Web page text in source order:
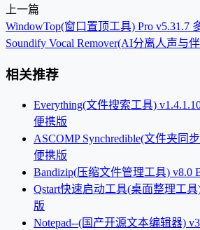
上一篇
WindowTop(窗口置顶工具) Pro v5.31.7
Soundify Vocal Remover(AI分离人声与
相关推荐
Everything(文件搜索工具)
便携版
ASCOMP Synchredible(文件夹同
便携版
Bandizip(压缩文件管理工具) v8.0
Qstart快速启动工具(桌面整理工
版
Notepad--(国产开源文本编辑器)